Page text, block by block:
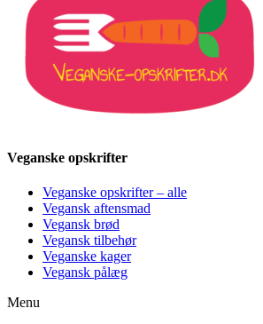
Veganske opskrifter
Veganske opskrifter – alle
Vegansk aftensmad
Vegansk brød
Vegansk tilbehør
Veganske kager
Vegansk pålæg
Menu